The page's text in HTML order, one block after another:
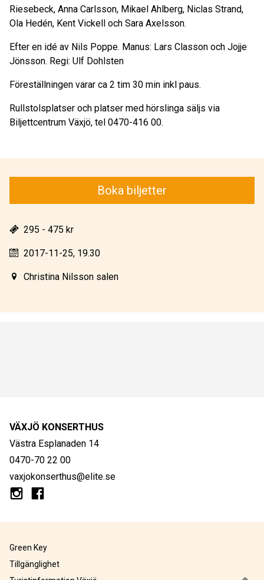
Boka biljetter
295 - 475 kr
2017-11-25, 19.30
Christina Nilsson salen
Riesebeck, Anna Carlsson, Mikael Ahlberg, Niclas Strand,
Ola Hedén, Kent Vickell och Sara Axelsson.
Efter en idé av Nils Poppe. Manus: Lars Classon och Jojje
Jönsson. Regi: Ulf Dohlsten
Föreställningen varar ca 2 tim 30 min inkl paus.
Rullstolsplatser och platser med hörslinga säljs via
Biljettcentrum Växjö, tel 0470-416 00.
VÄXJÖ KONSERTHUS
Västra Esplanaden 14
0470-70 22 00
vaxjokonserthus@elite.se
Green Key
Tillgänglighet